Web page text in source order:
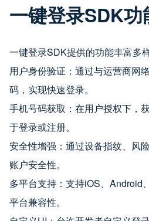
一键登录SDK功
一键登录SDK提供的功能丰富多
用户身份验证：通过与运营商网
码，实现快速登录。
手机号码获取：在用户授权下，
于登录或注册。
安全性增强：通过设备指纹、风
账户安全性。
多平台支持：支持iOS、Android
平台兼容性。